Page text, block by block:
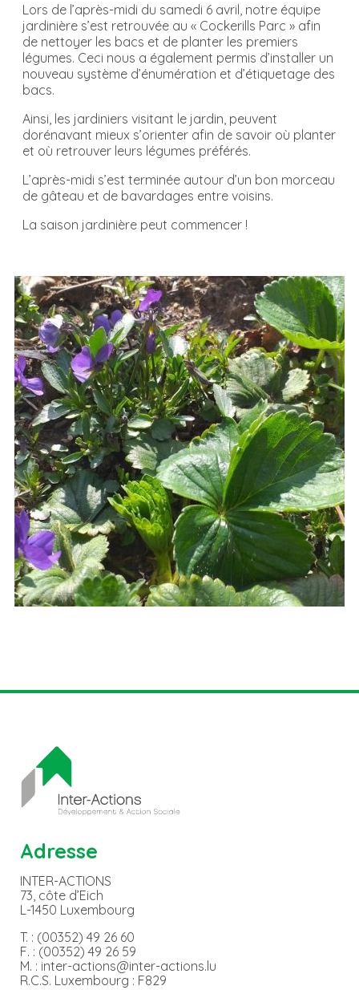
Lors de l’après-midi du samedi 6 avril, notre équipe
jardinière s’est retrouvée au « Cockerills Parc » afin
de nettoyer les bacs et de planter les premiers
légumes. Ceci nous a également permis d’installer un
nouveau système d’énumération et d’étiquetage des
bacs.
Ainsi, les jardiniers visitant le jardin, peuvent
dorénavant mieux s’orienter afin de savoir où planter
et où retrouver leurs légumes préférés.
L’après-midi s’est terminée autour d’un bon morceau
de gâteau et de bavardages entre voisins.
La saison jardinière peut commencer !
Adresse
INTER-ACTIONS
73, côte d’Eich
L-1450 Luxembourg
T. : (00352) 49 26 60
F. : (00352) 49 26 59
M. : inter-actions@inter-actions.lu
R.C.S. Luxembourg : F829